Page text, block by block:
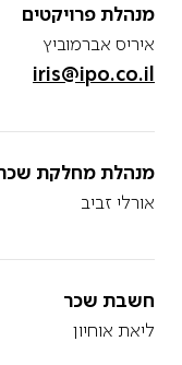
מנהלת פרויקטים
איריס אברמוביץ
iris@ipo.co.il
מנהלת מחלקת
אורלי זביב
חשבת שכר
ליאת אוחיון